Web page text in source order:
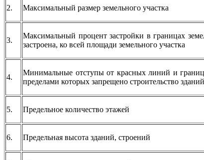
2. Максимальный размер земельного участка
3.
Максимальный процент застройки в границах
застроена, ко всей площади земельного участка
4.
Минимальные отступы от красных линий и границ
пределами которых запрещено строительство
5. Предельное количество этажей
6. Предельная высота зданий, строений